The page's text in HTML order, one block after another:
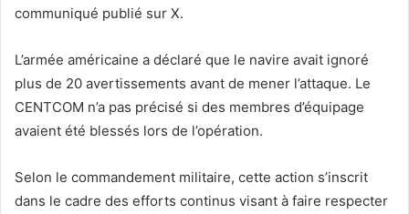
communiqué publié sur X.
L’armée américaine a déclaré que le navire avait ignoré
plus de 20 avertissements avant de mener l’attaque. Le
CENTCOM n’a pas précisé si des membres d’équipage
avaient été blessés lors de l’opération.
Selon le commandement militaire, cette action s’inscrit
dans le cadre des efforts continus visant à faire respecter